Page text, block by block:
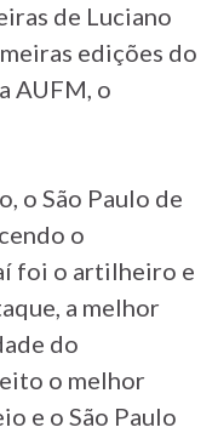
de Luciano
edições do
AUFM, o
o São Paulo de
o
foi o artilheiro e
a melhor
do
o melhor
e o São Paulo